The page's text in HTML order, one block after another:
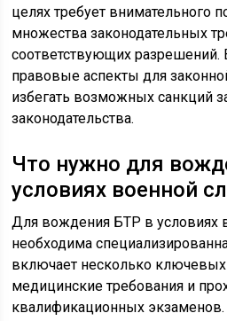
целях требует внимательного
множества законодательных
соответствующих разрешений.
правовые аспекты для
избегать возможных санкций
законодательства.
Что нужно для
условиях военной
Для вождения БТР в условиях
необходима
включает несколько
медицинские требования и
квалификационных экзаменов.